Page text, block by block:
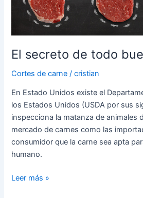
El secreto de todo
Cortes de carne /cristian
En Estado Unidos existe el
los Estados Unidos (USDA por sus
inspecciona la matanza de animales
mercado de carnes como las
consumidor que la carne sea apta
humano.
Leer más »